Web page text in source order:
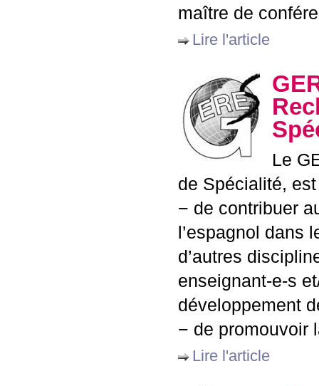
maître de
Lire l'article
Le
de Spécialité,
− de contribuer
l’espagnol dans
d’autres
enseignant-e-s
développement
− de promouvoir
Lire l'article